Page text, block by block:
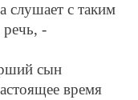
слушает с таким
-
сын
время